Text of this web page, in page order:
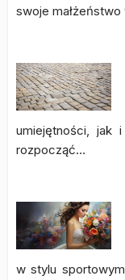
swoje
umiejętności, jak
rozpocząć…
w stylu